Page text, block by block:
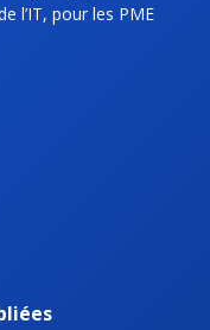
l’IT, pour les PME